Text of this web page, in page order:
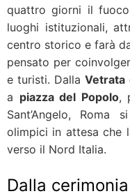
quattro giorni il
luoghi istituzionali,
centro storico e farà
pensato per
e turisti. DallaVetrata
a piazza del Popolo,
Sant’Angelo,
olimpici in attesa che
verso il Nord Italia.
Dalla